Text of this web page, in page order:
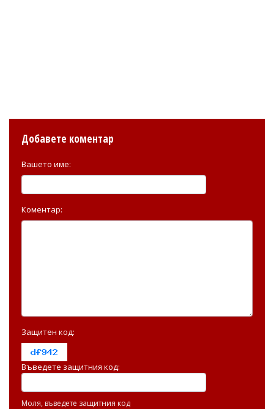
Добавете коментар
Вашето име:
Коментар:
Защитен код:
Въведете защитния код:
Моля, въведете защитния код